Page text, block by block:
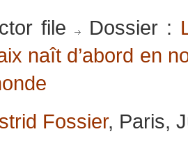
file Dossier :
naît d’abord en
Fossier, Paris,